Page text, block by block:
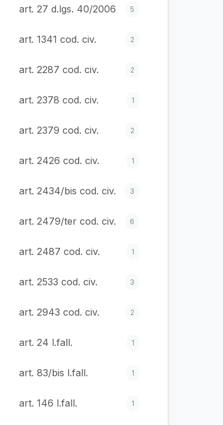
art. 27 d.lgs. 40/2006 5
art. 1341 cod. civ. 2
art. 2287 cod. civ. 2
art. 2378 cod. civ. 1
art. 2379 cod. civ. 2
art. 2426 cod. civ. 1
art. 2434/bis cod. civ. 3
art. 2479/ter cod. civ. 6
art. 2487 cod. civ. 1
art. 2533 cod. civ. 3
art. 2943 cod. civ. 2
art. 24 l.fall. 1
art. 83/bis l.fall. 1
art. 146 l.fall. 1